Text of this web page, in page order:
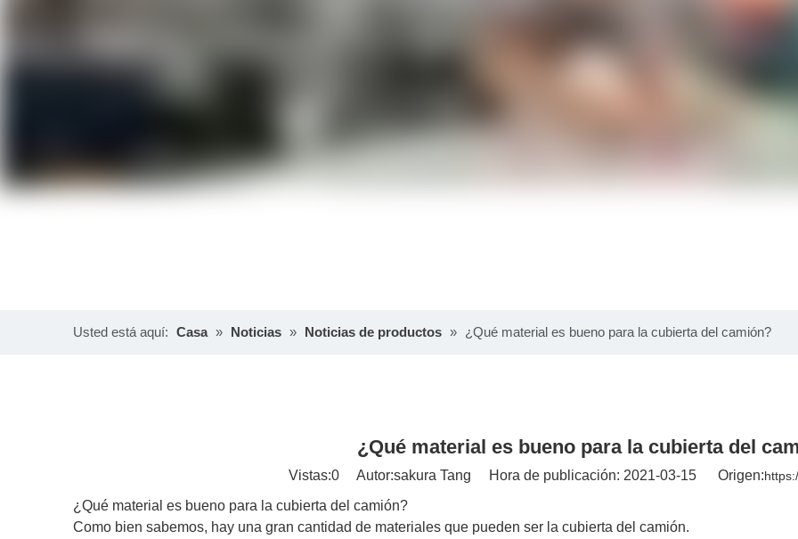
Usted está aquí: Casa » Noticias » Noticias de productos » ¿Qué material es bueno para la cubierta del camión?
¿Qué material es bueno para la cubierta del
Vistas:0Autor:sakura Tang Hora de publicación: 2021-03-15 Origen:
¿Qué material es bueno para la cubierta del camión?
Como bien sabemos, hay una gran cantidad de materiales que pueden ser la cubierta del camión.